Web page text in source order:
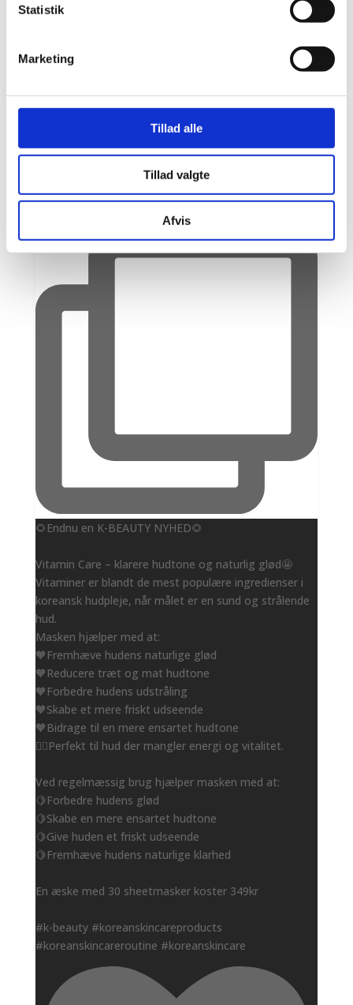
Statistik
Marketing
Tillad alle
Tillad valgte
Afvis
🌻Endnu en K-BEAUTY NYHED🌻
Vitamin Care – klarere hudtone og naturlig glød🤩
Vitaminer er blandt de mest populære ingredienser i
koreansk hudpleje, når målet er en sund og strålende
hud.
Masken hjælper med at:
🧡Fremhæve hudens naturlige glød
🧡Reducere træt og mat hudtone
🧡Forbedre hudens udstråling
🧡Skabe et mere friskt udseende
🧡Bidrage til en mere ensartet hudtone
👌🏻Perfekt til hud der mangler energi og vitalitet.
Ved regelmæssig brug hjælper masken med at:
🍋Forbedre hudens glød
🍋Skabe en mere ensartet hudtone
🍋Give huden et friskt udseende
🍋Fremhæve hudens naturlige klarhed
En æske med 30 sheetmasker koster 349kr
#k-beauty #koreanskincareproducts
#koreanskincareroutine #koreanskincare